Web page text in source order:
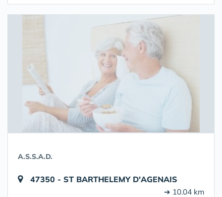
A.S.S.A.D.
47350 - ST BARTHELEMY D'AGENAIS
➔ 10.04 km